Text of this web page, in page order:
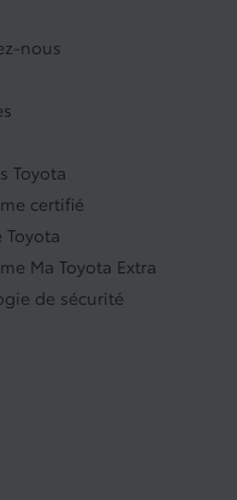
nous
Toyota
certifié
Toyota
Ma Toyota Extra
de sécurité